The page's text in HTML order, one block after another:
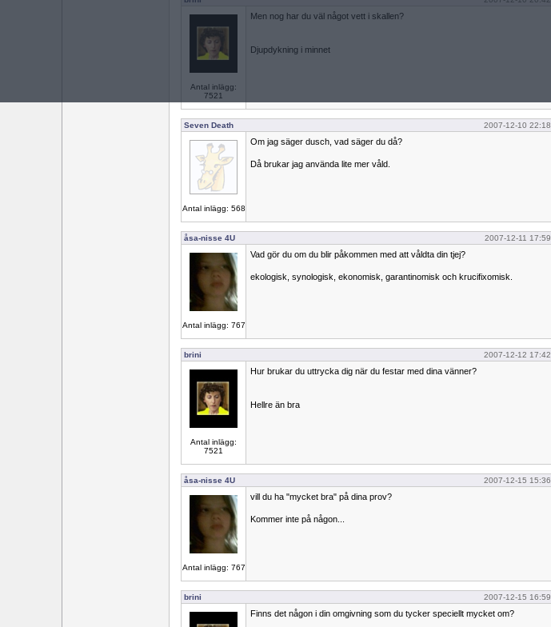
Antal inlägg:
7521
Men nog har du väl något vett i skallen?
Djupdykning i minnet
Seven Death 2007-12-10 22:18
Antal inlägg: 568
Om jag säger dusch, vad säger du då?
Då brukar jag använda lite mer våld.
åsa-nisse 4U 2007-12-11 17:59
Antal inlägg: 767
Vad gör du om du blir påkommen med att våldta din tjej?
ekologisk, synologisk, ekonomisk, garantinomisk och krucifixomisk.
brini 2007-12-12 17:42
Antal inlägg:
7521
Hur brukar du uttrycka dig när du festar med dina vänner?
Hellre än bra
åsa-nisse 4U 2007-12-15 15:36
Antal inlägg: 767
vill du ha "mycket bra" på dina prov?
Kommer inte på någon...
brini 2007-12-15 16:59
Finns det någon i din omgivning som du tycker speciellt mycket om?